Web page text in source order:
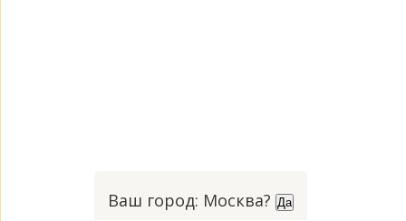
Ваш город: Москва? Да